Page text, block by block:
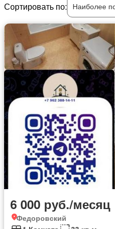
Сортировать по:
Наиболее
6 000 руб./месяц
Федоровский